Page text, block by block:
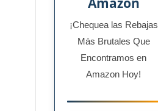
¡Chequea las Rebajas
Más Brutales Que
Encontramos en
Amazon Hoy!